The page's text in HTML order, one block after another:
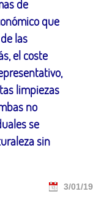
de
que
las
el coste
limpiezas
no
se
sin
3/01/19